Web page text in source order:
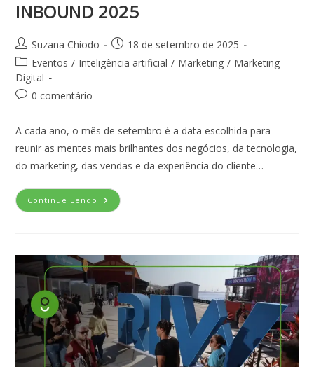
INBOUND 2025
Suzana Chiodo
18 de setembro de 2025
Eventos / Inteligência artificial / Marketing / Marketing
Digital
0 comentário
A cada ano, o mês de setembro é a data escolhida para
reunir as mentes mais brilhantes dos negócios, da tecnologia,
do marketing, das vendas e da experiência do cliente…
Continue Lendo